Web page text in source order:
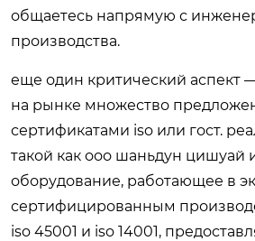
общаетесь напрямую с
производства.
еще один критический аспект
на рынке множество
сертификатами iso или гост.
такой как ооо шаньдун цишуай
оборудование, работающее в
сертифицированным
iso 45001 и iso 14001,